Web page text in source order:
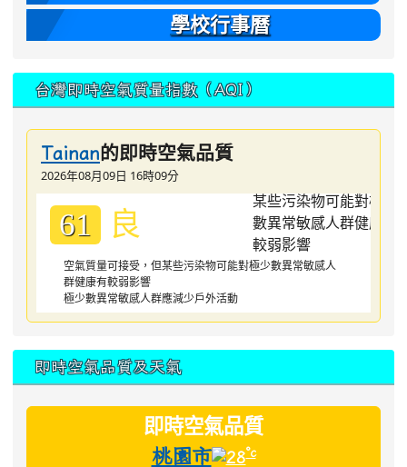
學校行事曆
台灣即時空氣質量指數（AQI）
Tainan的即時空氣品質
2026年08月09日 16時09分
61 良
空氣質量可接受，但某些污染物可能對極少數異常敏感人
群健康有較弱影響
極少數異常敏感人群應減少戶外活動
即時空氣品質及天氣
即時空氣品質
桃園市 28°c